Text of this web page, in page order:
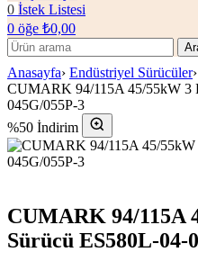
0 İstek Listesi
0 öğe ₺0,00
Anasayfa› Endüstriyel Sürücüler›
CUMARK 94/115A 45/55kW 3
045G/055P-3
%50 İndirim
CUMARK 94/115A
Sürücü ES580L-04-